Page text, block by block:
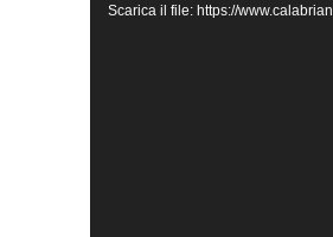
Scarica il file: https://